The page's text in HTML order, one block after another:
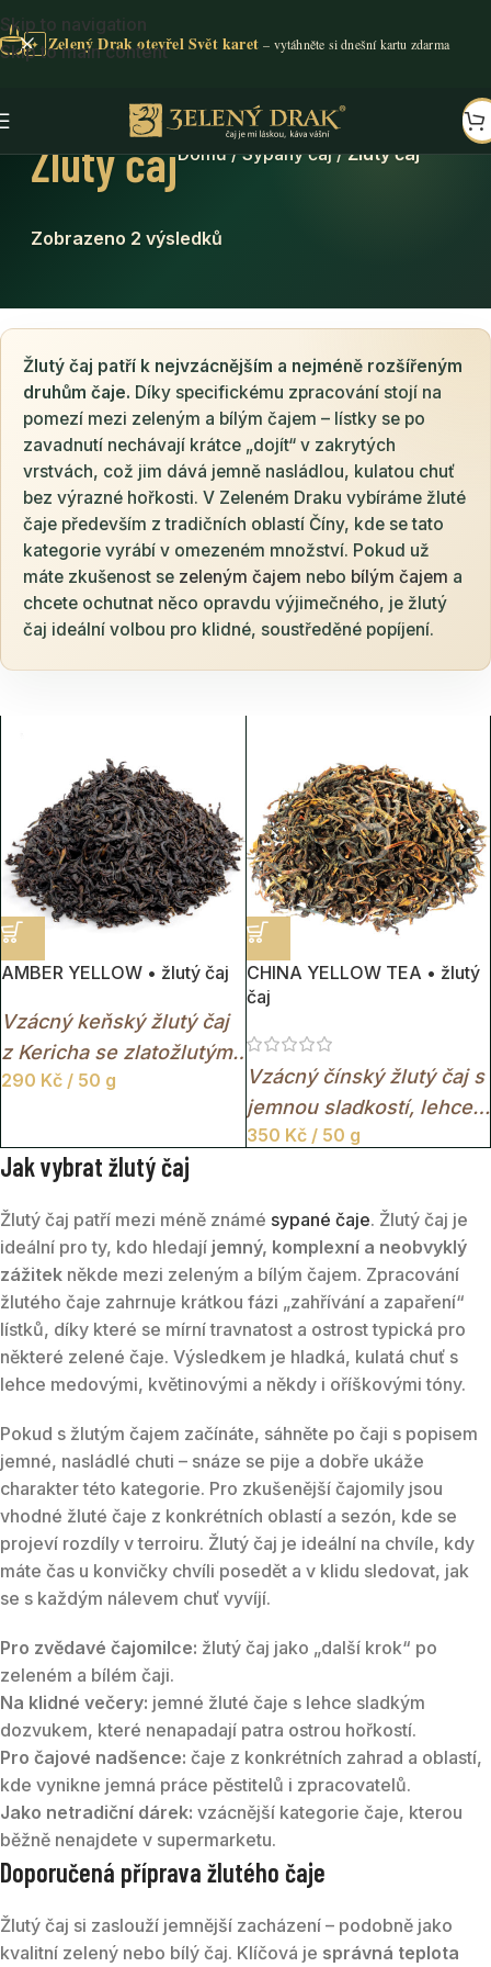
Skip to navigation
Skip to main content
✦ Zelený Drak otevřel Svět karet
Žlutý čajDomů/Sypaný čaj/Žlutý čaj
Zobrazeno 2 výsledků
Žlutý čaj patří k nejvzácnějším a nejméně rozšířeným
druhům čaje. Díky specifickému zpracování stojí na
pomezí mezi zeleným a bílým čajem – lístky se po
zavadnutí nechávají krátce „dojít“ v zakrytých
vrstvách, což jim dává jemně nasládlou, kulatou chuť
bez výrazné hořkosti. V Zeleném Draku vybíráme žluté
čaje především z tradičních oblastí Číny, kde se tato
kategorie vyrábí v omezeném množství. Pokud už
máte zkušenost se zeleným čajem nebo bílým čajem a
chcete ochutnat něco opravdu výjimečného, je žlutý
čaj ideální volbou pro klidné, soustředěné popíjení.
AMBER YELLOW • žlutý čaj
Vzácný keňský žlutý čaj
z Kericha se zlatožlutým
nálevem a jemně
290 Kč / 50 g
CHINA YELLOW TEA • žlutý
čaj
Vzácný čínský žlutý čaj s
jemnou sladkostí, lehce
kouřovým nádechem a
350 Kč/ 50 g
Jak vybrat žlutý čaj
Žlutý čaj patří mezi méně známé sypané čaje. Žlutý čaj je
ideální pro ty, kdo hledají jemný, komplexní a neobvyklý
zážitek někde mezi zeleným a bílým čajem. Zpracování
žlutého čaje zahrnuje krátkou fázi „zahřívání a zapaření“
lístků, díky které se mírní travnatost a ostrost typická pro
některé zelené čaje. Výsledkem je hladká, kulatá chuť s
lehce medovými, květinovými a někdy i oříškovými tóny.
Pokud s žlutým čajem začínáte, sáhněte po čaji s popisem
jemné, nasládlé chuti – snáze se pije a dobře ukáže
charakter této kategorie. Pro zkušenější čajomily jsou
vhodné žluté čaje z konkrétních oblastí a sezón, kde se
projeví rozdíly v terroiru. Žlutý čaj je ideální na chvíle, kdy
máte čas u konvičky chvíli posedět a v klidu sledovat, jak
se s každým nálevem chuť vyvíjí.
Pro zvědavé čajomilce: žlutý čaj jako „další krok“ po
zeleném a bílém čaji.
Na klidné večery: jemné žluté čaje s lehce sladkým
dozvukem, které nenapadají patra ostrou hořkostí.
Pro čajové nadšence: čaje z konkrétních zahrad a oblastí,
kde vynikne jemná práce pěstitelů i zpracovatelů.
Jako netradiční dárek: vzácnější kategorie čaje, kterou
běžně nenajdete v supermarketu.
Doporučená příprava žlutého čaje
Žlutý čaj si zaslouží jemnější zacházení – podobně jako
kvalitní zelený nebo bílý čaj. Klíčová je správná teplota